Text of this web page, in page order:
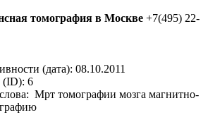
томография в Москве +7(495) 22-
(дата): 08.10.2011
(ID): 6
Мрт томографии мозга магнитно-